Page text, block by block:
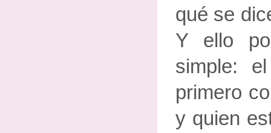
qué se
Y ello
simple:
primero
y quien